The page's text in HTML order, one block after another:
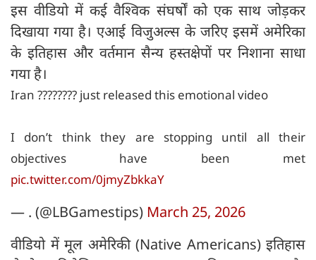
इस वीडियो में कई वैश्विक संघर्षों को एक साथ जोड़कर
दिखाया गया है। एआई विजुअल्स के जरिए इसमें अमेरिका
के इतिहास और वर्तमान सैन्य हस्तक्षेपों पर निशाना साधा
गया है।
Iran ???????? just released this emotional video
I don’t think they are stopping until all their
objectives have been met
pic.twitter.com/0jmyZbkkaY
— . (@LBGamestips) March 25, 2026
वीडियो में मूल अमेरिकी (Native Americans) इतिहास